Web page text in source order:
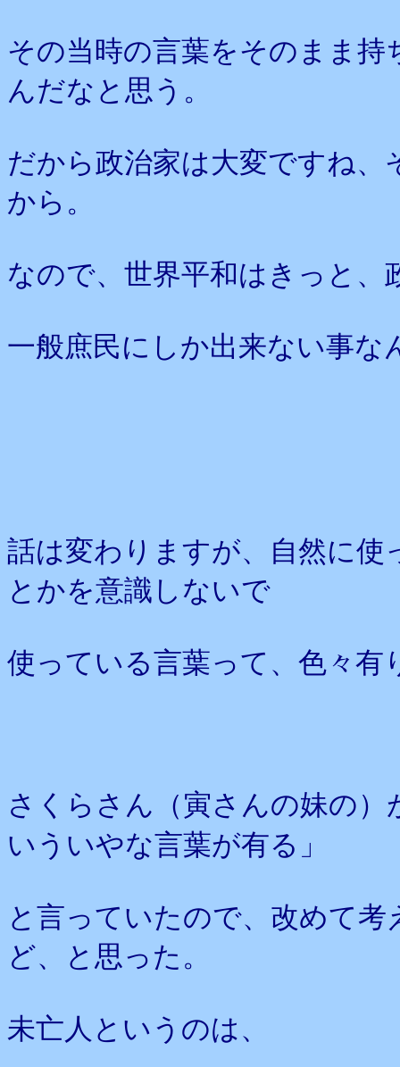
その当時の言葉をそのまま
んだなと思う。
だから政治家は大変ですね
から。
なので、世界平和はきっと、
一般庶民にしか出来ない事な
話は変わりますが、自然に
とかを意識しないで
使っている言葉って、色々有
さくらさん（寅さんの妹の）
いういやな言葉が有る」
と言っていたので、改めて
ど、と思った。
未亡人というのは、